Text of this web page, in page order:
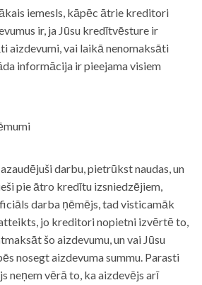
iemesls, kāpēc ātrie kreditori
ir, ja Jūsu kredītvēsture ir
aizdevumi, vai laikā nenomaksāti
informācija ir pieejama visiem
darbu, pietrūkst naudas, un
pie ātro kredītu izsniedzējiem,
darba ņēmējs, tad visticamāk
jo kreditori nopietni izvērtē to,
šo aizdevumu, un vai Jūsu
nosegt aizdevuma summu. Parasti
neņem vērā to, ka aizdevējs arī